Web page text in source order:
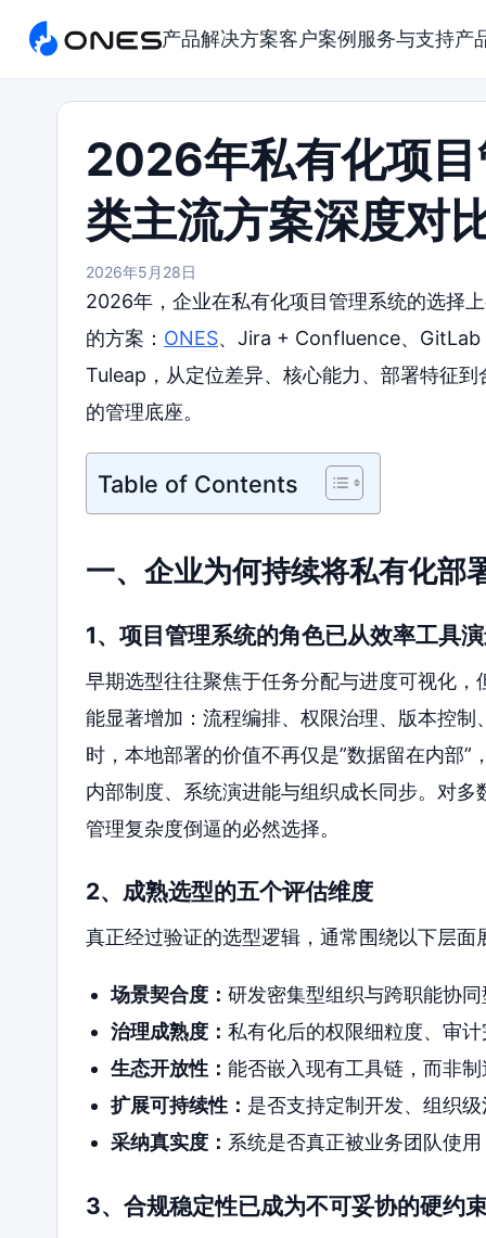
产品解决方案客户案例 服务与支持产
2026年私有化项
类主流方案深度对
2026年5月28日
2026年，企业在私有化项目管理系统的选择
的方案： ONES、Jira + Confluence、
Tuleap，从定位差异、核心能力、部署特征
的管理底座。
Table of Contents
一、企业为何持续将私有化部
1、项目管理系统的角色已从效率工具
早期选型往往聚焦于任务分配与进度可视化
能显著增加：流程编排、权限治理、版本控
时，本地部署的价值不再仅是”数据留在内部
内部制度、系统演进能与组织成长同步。对
管理复杂度倒逼的必然选择。
2、成熟选型的五个评估维度
真正经过验证的选型逻辑，通常围绕以下层面
场景契合度： 研发密集型组织与跨职能协
治理成熟度： 私有化后的权限细粒度、审
生态开放性： 能否嵌入现有工具链，而非
扩展可持续性： 是否支持定制开发、组织
采纳真实度： 系统是否真正被业务团队使
3、合规稳定性已成为不可妥协的硬约